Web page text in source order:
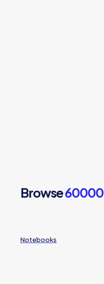
Browse60000
Notebooks